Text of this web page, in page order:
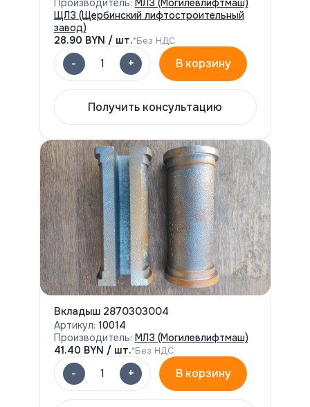
ЩЛЗ (Щербинский лифтостроительный
завод)
28.90 BYN / шт.*Без НДС
- 1 + В корзину
Получить консультацию
Вкладыш 2870303004
Артикул: 10014
Производитель: МЛЗ (Могилевлифтмаш)
41.40 BYN / шт.*Без НДС
- 1 + В корзину